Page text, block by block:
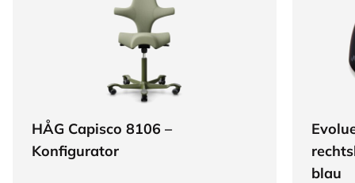
HÅG Capisco 8106 –
Konfigurator
blau